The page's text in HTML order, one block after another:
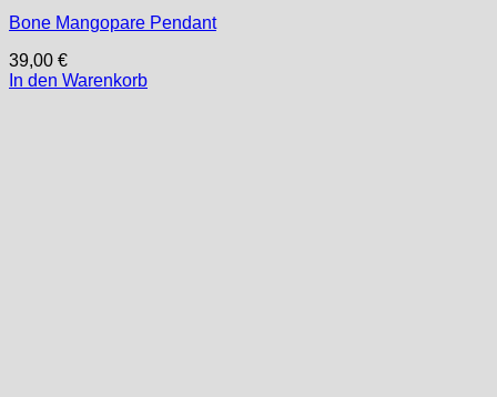
Bone Mangopare Pendant
39,00 €
In den Warenkorb